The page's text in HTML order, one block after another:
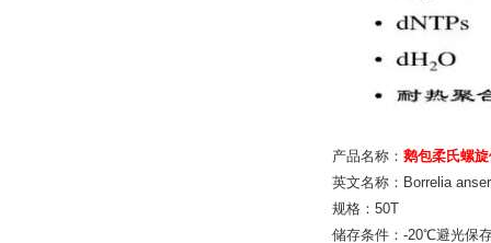
产品名称： 鹅包柔氏螺
英文名称：Borrelia
规格：50T
储存条件：-20℃避光保